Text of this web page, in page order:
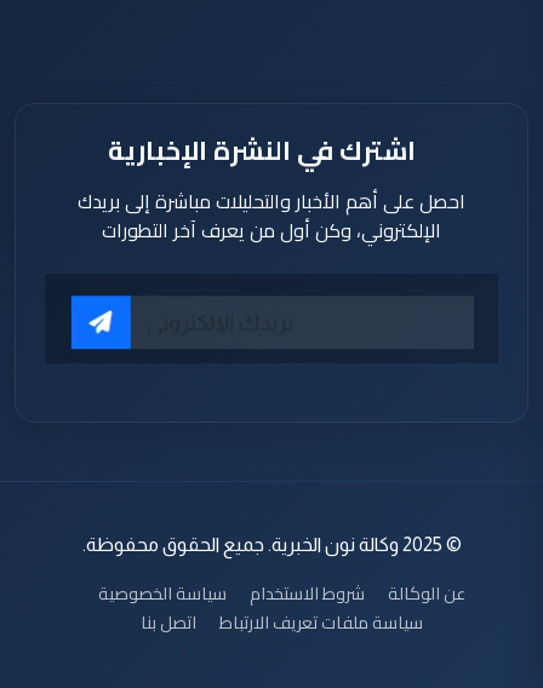
اشترك في النشرة الإخبارية
احصل على أهم الأخبار والتحليلات مباشرة إلى بريدك
الإلكتروني، وكن أول من يعرف آخر التطورات
© 2025 وكالة نون الخبرية. جميع الحقوق محفوظة.
عن الوكالة شروط الاستخدام
سياسة الخصوصية
سياسة ملفات تعريف الارتباط
اتصل بنا